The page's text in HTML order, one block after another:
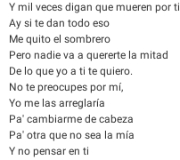
Y mil veces digan que mueren por ti
Ay si te dan todo eso
Me quito el sombrero
Pero nadie va a quererte la mitad
De lo que yo a ti te quiero.
No te preocupes por mí,
Yo me las arreglaría
Pa' cambiarme de cabeza
Pa' otra que no sea la mía
Y no pensar en ti